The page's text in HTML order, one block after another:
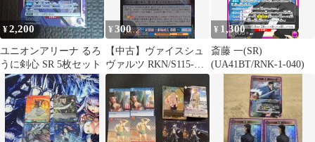
¥2,200
ユニオンアリーナ るろ
うに剣心 SR 5枚セット
¥300
【中古】ヴァイスシュ
ヴァルツ RKN/S115-
079S[SR]：(ホロ)新撰
組三番隊組長 斎藤 一
¥ 1,300
斎藤 一(SR)
(UA41BT/RNK-1-040)